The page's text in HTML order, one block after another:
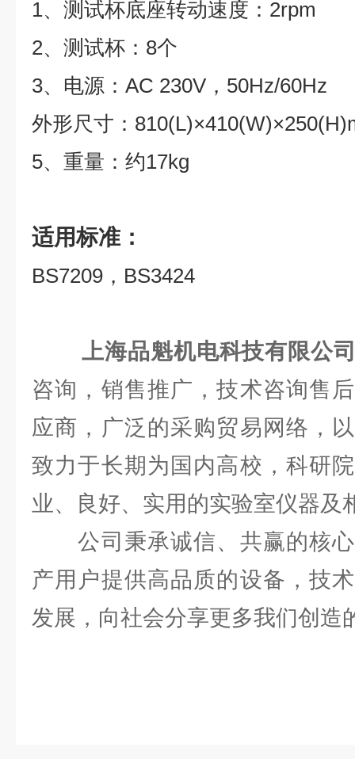
1、测试杯底座转动速度：2rpm
2、测试杯：8个
3、电源：AC 230V，50Hz/60Hz
外形尺寸：
5、重量：约17kg
适用标准：
BS7209，BS3424
上海品魁机电科技有限公
咨询，销售推广，技术咨询售
应商，广泛的采购贸易网络，
致力于长期为国内高校，科研
业、良好、实用的实验室仪器及
公司秉承诚信、共赢的核心
产用户提供高品质的设备，技
发展，向社会分享更多我们创造